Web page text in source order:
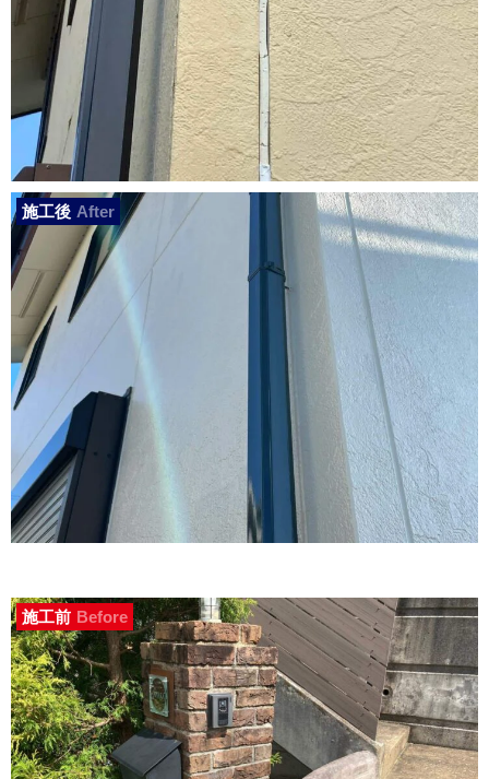
施工後 After
施工前 Before